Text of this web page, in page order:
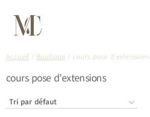
contenu
Accueil / Boutique / cours pose d’extensions
cours pose d’extensions